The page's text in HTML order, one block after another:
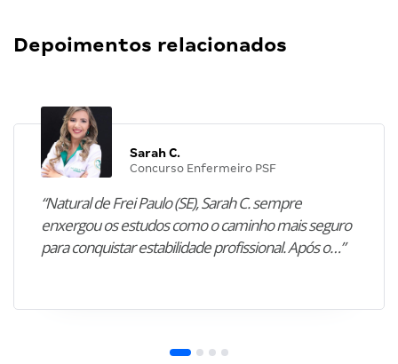
Depoimentos relacionados
Sarah C.
Concurso Enfermeiro PSF
“Natural de Frei Paulo (SE), Sarah C. sempre
enxergou os estudos como o caminho mais seguro
para conquistar estabilidade profissional. Após o…”